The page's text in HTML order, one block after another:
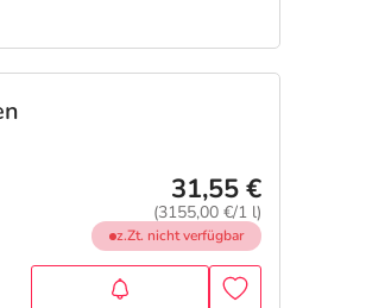
31,55 €
(3155,00 €/1 l)
z.Zt. nicht verfügbar